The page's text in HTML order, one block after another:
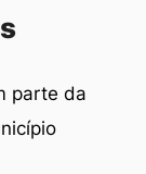
parte da